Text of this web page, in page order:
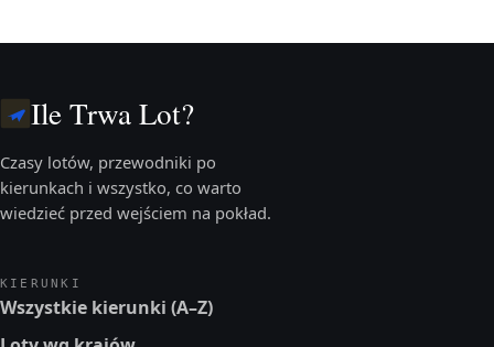
Ile Trwa Lot?
Czasy lotów, przewodniki po
kierunkach i wszystko, co warto
wiedzieć przed wejściem na pokład.
KIERUNKI
Wszystkie kierunki (A–Z)